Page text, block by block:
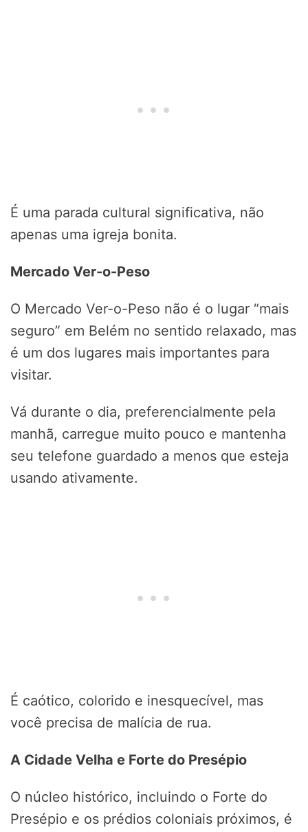
É uma parada cultural significativa, não
apenas uma igreja bonita.
Mercado Ver-o-Peso
O Mercado Ver-o-Peso não é o lugar “mais
seguro” em Belém no sentido relaxado, mas
é um dos lugares mais importantes para
visitar.
Vá durante o dia, preferencialmente pela
manhã, carregue muito pouco e mantenha
seu telefone guardado a menos que esteja
usando ativamente.
É caótico, colorido e inesquecível, mas
você precisa de malícia de rua.
A Cidade Velha e Forte do Presépio
O núcleo histórico, incluindo o Forte do
Presépio e os prédios coloniais próximos, é